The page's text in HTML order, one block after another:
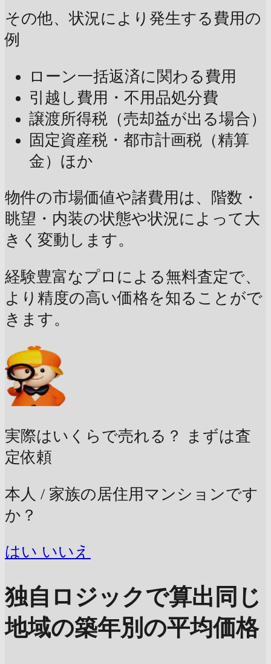
その他、状況により発生する費用の
例
ローン一括返済に関わる費用
引越し費用・不用品処分費
譲渡所得税（売却益が出る場合）
固定資産税・都市計画税（精算
金）ほか
物件の市場価値や諸費用は、階数・
眺望・内装の状態や状況によって大
きく変動します。
経験豊富なプロによる無料査定で、
より精度の高い価格を知ることがで
きます。
実際はいくらで売れる？
まずは査
定依頼
本人 / 家族の居住用マンションです
か？
はい いいえ
独自ロジックで算出 同じ
地域の築年別の平均価格